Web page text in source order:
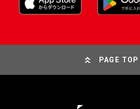
PAGE TOP